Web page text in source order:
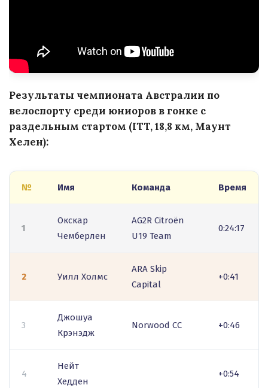
Результаты чемпионата Австралии по
велоспорту среди юниоров в гонке с
раздельным стартом (ITT, 18,8 км, Маунт
Хелен):
№ Имя Команда Время
1
Окскар
Чемберлен
AG2R Citroën
U19 Team
0:24:17
2 Уилл Холмс
ARA Skip
Capital
+0:41
3
Джошуа
Крэнэдж
Norwood CC +0:46
4
Нейт
Хедден
+0:54